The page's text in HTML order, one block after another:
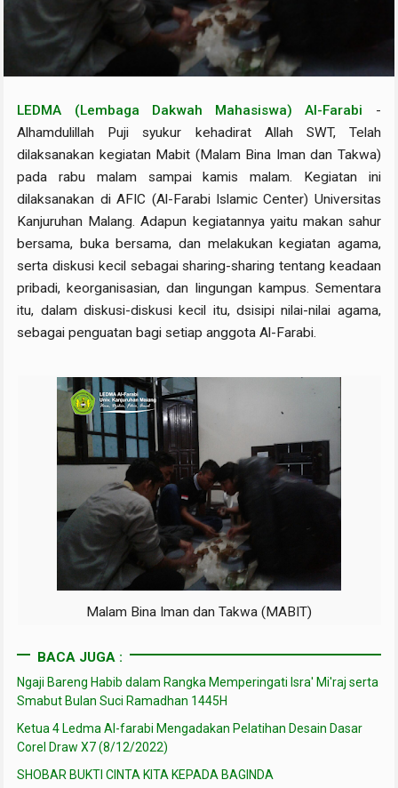
LEDMA (Lembaga Dakwah Mahasiswa) Al-Farabi -
Alhamdulillah Puji syukur kehadirat Allah SWT, Telah
dilaksanakan kegiatan Mabit (Malam Bina Iman dan Takwa)
pada rabu malam sampai kamis malam. Kegiatan ini
dilaksanakan di AFIC (Al-Farabi Islamic Center) Universitas
Kanjuruhan Malang. Adapun kegiatannya yaitu makan sahur
bersama, buka bersama, dan melakukan kegiatan agama,
serta diskusi kecil sebagai sharing-sharing tentang keadaan
pribadi, keorganisasian, dan lingungan kampus. Sementara
itu, dalam diskusi-diskusi kecil itu, dsisipi nilai-nilai agama,
sebagai penguatan bagi setiap anggota Al-Farabi.
Malam Bina Iman dan Takwa (MABIT)
BACA JUGA :
Ngaji Bareng Habib dalam Rangka Memperingati Isra' Mi'raj serta
Smabut Bulan Suci Ramadhan 1445H
Ketua 4 Ledma Al-farabi Mengadakan Pelatihan Desain Dasar
Corel Draw X7 (8/12/2022)
SHOBAR BUKTI CINTA KITA KEPADA BAGINDA